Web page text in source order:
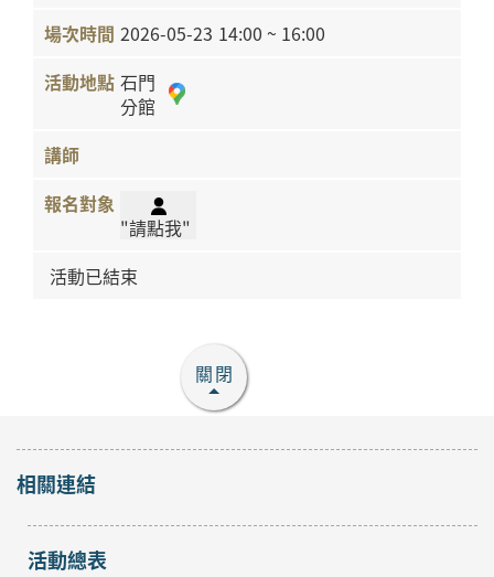
2026-05-23 14:00 ~ 16:00
石門
分館
"請點我"
活動已結束
關閉
相關連結
活動總表